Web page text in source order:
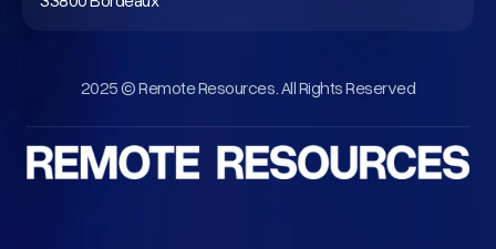
2025 © Remote Resources. All Rights Reserved